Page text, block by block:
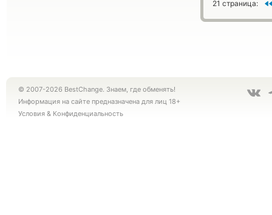
21 страница:
© 2007-2026 BestChange. Знаем, где обменять!
Информация на сайте предназначена для лиц 18+
Условия & Конфиденциальность